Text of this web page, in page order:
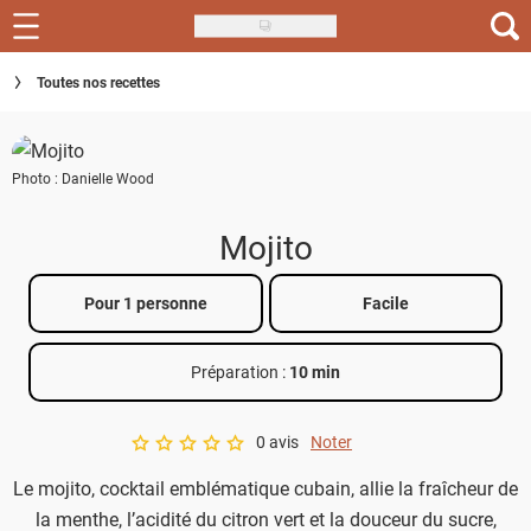
Skip
to
main
Recettes
Inspirations
Conseils
Actus
Téléchargez l'app Saveurs Recettes
Index des recettes
Toutes nos recettes
Photo : Danielle Wood
Mojito
Pour 1 personne Facile
Préparation : 10 min
A star rating of 0 out of 5.
0 avis Noter
Le mojito, cocktail emblématique cubain, allie la fraîcheur de
la menthe, l’acidité du citron vert et la douceur du sucre,